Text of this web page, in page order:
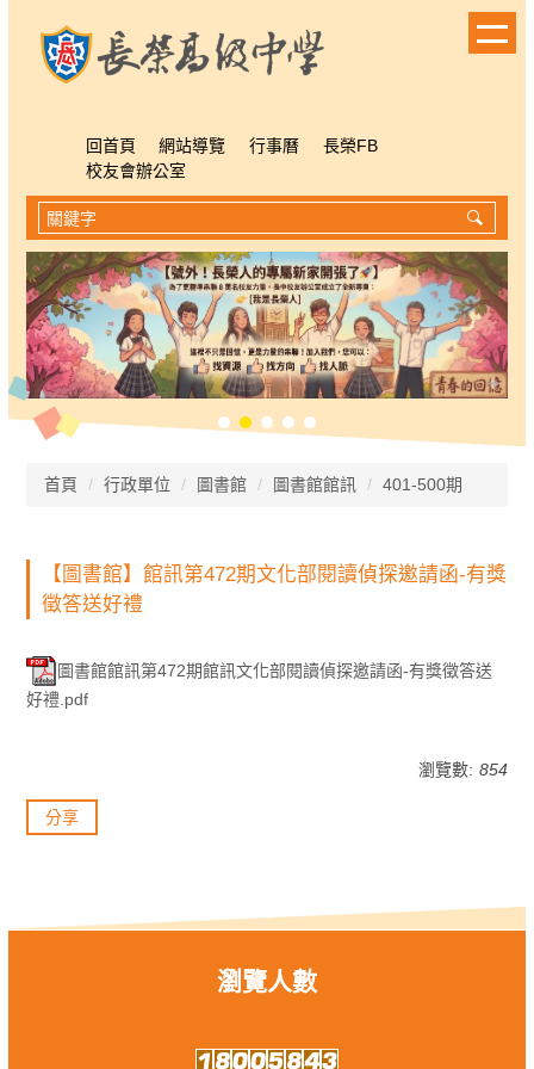
回首頁 網站導覽 行事曆
長榮FB
校友會辦公室
首頁 行政單位 圖書館 圖書館館訊 401-500期
【圖書館】館訊第472期文化部閱讀偵探邀請函-有獎
徵答送好禮
圖書館館訊第472期館訊文化部閱讀偵探邀請函-有獎徵答送
好禮.pdf
瀏覽數: 854
分享
瀏覽人數